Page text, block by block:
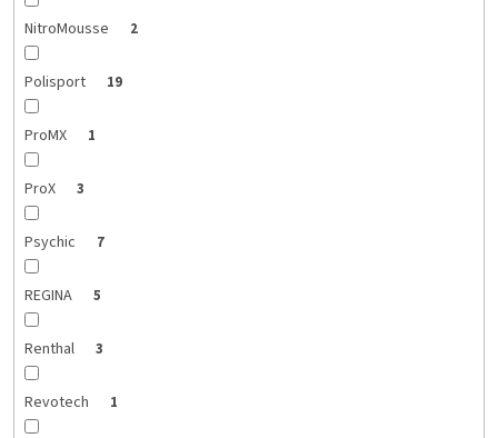
NitroMousse 2
Polisport 19
ProMX 1
ProX 3
Psychic 7
REGINA 5
Renthal 3
Revotech 1